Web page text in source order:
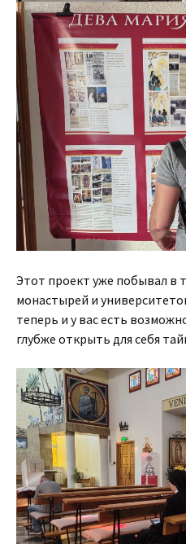
Этот проект уже побывал в
монастырей и
теперь и у вас есть
глубже открыть для себя